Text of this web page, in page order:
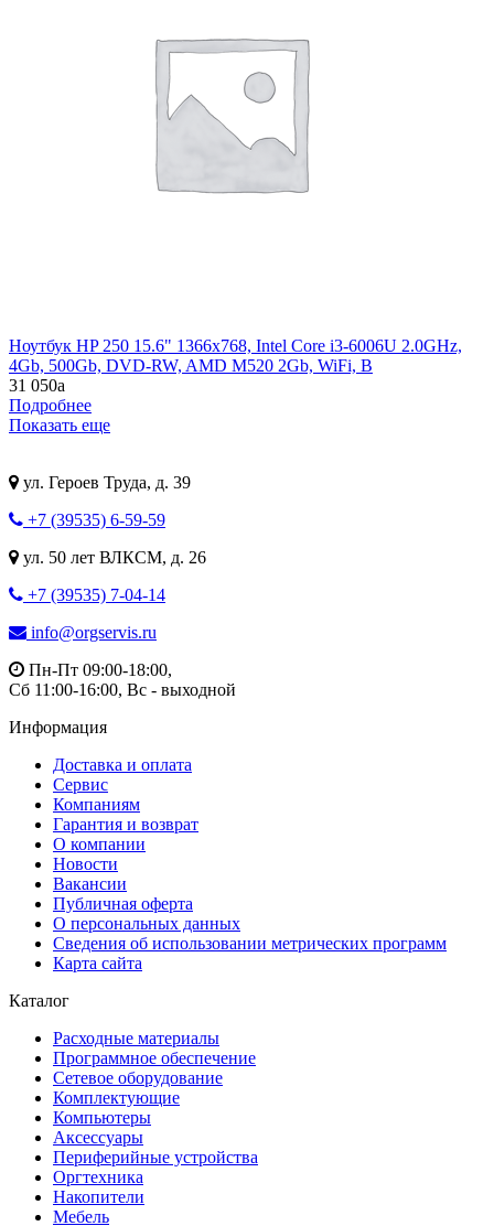
Ноутбук HP 250 15.6" 1366x768, Intel Core i3-6006U 2.0GHz,
4Gb, 500Gb, DVD-RW, AMD M520 2Gb, WiFi, B
31 050a
Подробнее
Показать еще
ул. Героев Труда, д. 39
+7 (39535) 6-59-59
ул. 50 лет ВЛКСМ, д. 26
+7 (39535) 7-04-14
info@orgservis.ru
Пн-Пт 09:00-18:00,
Сб 11:00-16:00, Вс - выходной
Информация
Доставка и оплата
Сервис
Компаниям
Гарантия и возврат
О компании
Новости
Вакансии
Публичная оферта
О персональных данных
Сведения об использовании метрических программ
Карта сайта
Каталог
Расходные материалы
Программное обеспечение
Сетевое оборудование
Комплектующие
Компьютеры
Аксессуары
Периферийные устройства
Оргтехника
Накопители
Мебель